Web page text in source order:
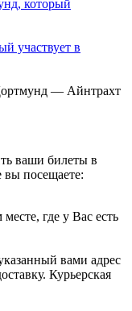
— Айнтрахт
ваши билеты в
вы посещаете:
где у Вас есть
вами адрес
Курьерская